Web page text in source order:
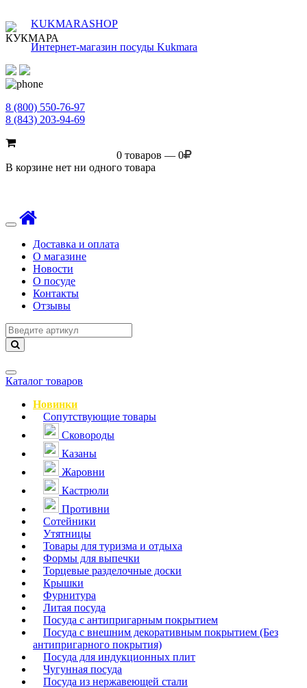
KUKMARASHOP
Интернет-магазин посуды Kukmara
8 (800) 550-76-97
8 (843) 203-94-69
0 товаров — 0
В корзине нет ни одного товара
Toggle
navigationДоставка и оплата
О магазине
Новости
О посуде
Контакты
Отзывы
Навигация
Каталог товаров
Новинки
Сопутствующие товары
Сковороды
Казаны
Жаровни
Кастрюли
Противни
Сотейники
Утятницы
Товары для туризма и отдыха
Формы для выпечки
Торцевые разделочные доски
Крышки
Фурнитура
Литая посуда
Посуда с антипригарным покрытием
Посуда с внешним декоративным покрытием (Без
антипригарного покрытия)
Посуда для индукционных плит
Чугунная посуда
Посуда из нержавеющей стали